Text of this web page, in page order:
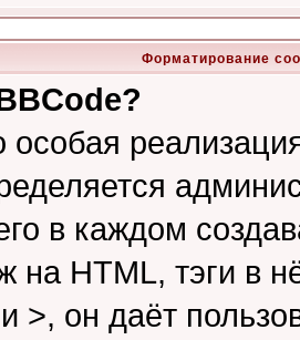
Форматирование
особая
в каждом
на HTML, тэги в
>, он даёт